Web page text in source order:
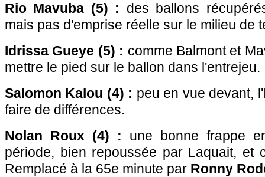
Rio Mavuba (5) : des ballons
mais pas d'emprise réelle sur le milieu de
Idrissa Gueye (5) : comme Balmont et
mettre le pied sur le ballon dans l'entrejeu.
Salomon Kalou (4) : peu en vue devant,
faire de différences.
Nolan Roux (4) : une bonne frappe
période, bien repoussée par Laquait, et
Remplacé à la 65e minute par Ronny